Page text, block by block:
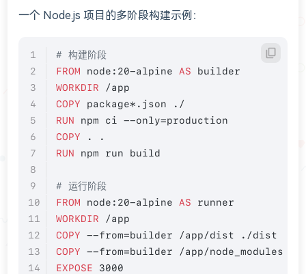
一个 Node.js 项目的多阶段构建示例：
# 构建阶段
FROM node:20-alpine AS builder
WORKDIR /app
COPY package*.json ./
RUN npm ci --only=production
COPY . .
RUN npm run build
# 运行阶段
FROM node:20-alpine AS runner
WORKDIR /app
COPY --from=builder /app/dist ./dist
COPY --from=builder /app/node_modules ./
EXPOSE 3000